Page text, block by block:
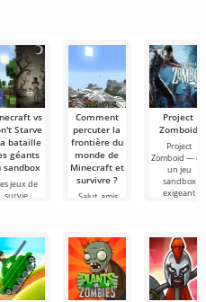
vs
Starve
bataille
géants
sandbox
jeux de
survie
Comment
percuter la
frontière du
monde de
Minecraft et
survivre ?
Salut, amis
Project
Zomboid
Project
Zomboid —
un jeu
sandbox
exigeant